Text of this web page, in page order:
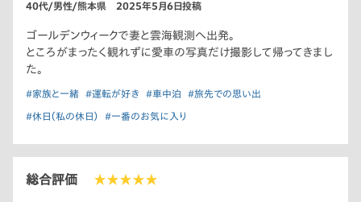
40代/男性/熊本県 2025年5月6日投稿
ゴールデンウィークで妻と雲海観測へ出発。
ところがまったく観れずに愛車の写真だけ撮影して帰ってきまし
た。
#家族と一緒 #運転が好き #車中泊 #旅先での思い出
#休日（私の休日） #一番のお気に入り
総合評価 ★★★★★